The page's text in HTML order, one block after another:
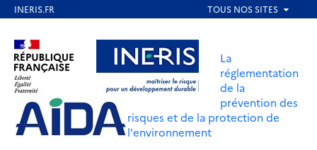
contenu
principal
Aller au contenu Aller au menu
Aller au pied de page
La
réglementation
de la
prévention des
risques et de la protection de
l'environnement